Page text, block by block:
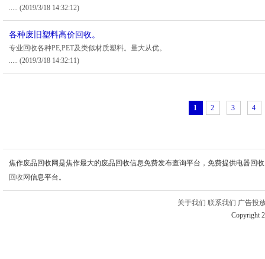
..... (2019/3/18 14:32:12)
各种废旧塑料高价回收。
专业回收各种PE,PET及类似材质塑料。量大从优。
..... (2019/3/18 14:32:11)
1 2 3 4
焦作废品回收网是焦作最大的废品回收信息免费发布查询平台，免费提供电器回
回收网信息平台。
关于我们 联系我们 广告投
Copyright